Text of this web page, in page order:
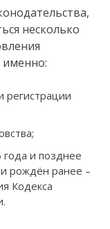
несколько
именно:
регистрации
и позднее
рождён ранее –
Кодекса